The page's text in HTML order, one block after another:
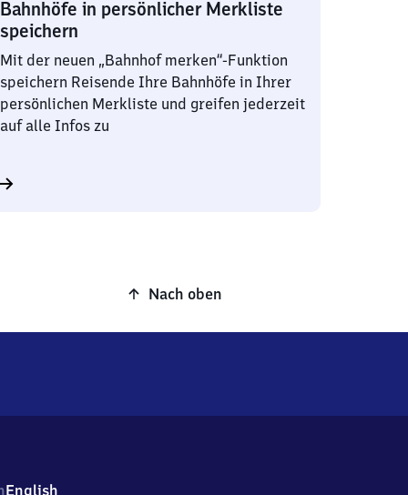
Bahnhöfe in persönlicher Merkliste
speichern
Mit der neuen „Bahnhof merken“-Funktion
speichern Reisende Ihre Bahnhöfe in Ihrer
persönlichen Merkliste und greifen jederzeit
auf alle Infos zu
Nach oben
English